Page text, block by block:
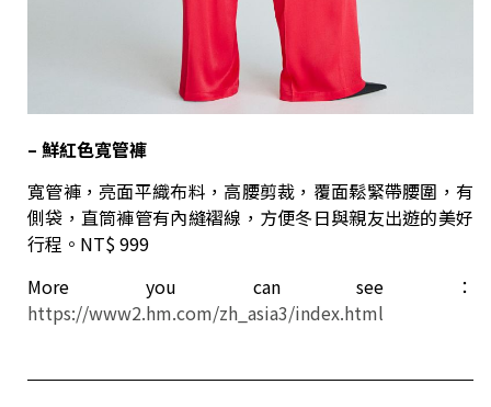
– 鮮紅色寬管褲
寬管褲，亮面平織布料，高腰剪裁，覆面鬆緊帶腰圍，有
側袋，直筒褲管有內縫褶線，方便冬日與親友出遊的美好
行程。NT$ 999
More you can see：
https://www2.hm.com/zh_asia3/index.html